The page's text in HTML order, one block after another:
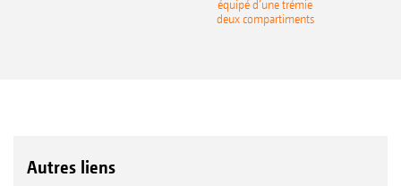
équipé d’une trémie
deux compartiments
Autres liens